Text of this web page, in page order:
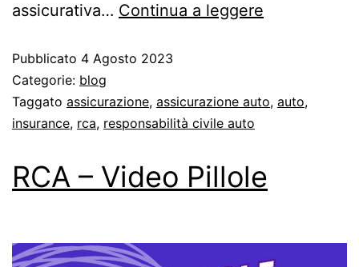
assicurativa… Continua a leggere
Pubblicato 4 Agosto 2023
Categorie: blog
Taggato assicurazione, assicurazione auto, auto,
insurance, rca, responsabilità civile auto
RCA – Video Pillole